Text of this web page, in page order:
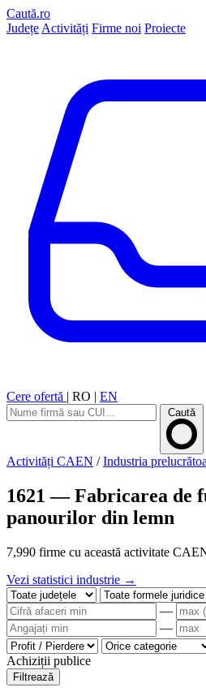
Caută.ro
Județe Activități Firme noi Proiecte
Cere ofertă | RO | EN
Caută
Activități CAEN / Industria
1621 — Fabricarea de
panourilor din lemn
7,990 firme cu această activitate
Vezi statistici industrie →
—
—
Achiziții publice
Filtrează